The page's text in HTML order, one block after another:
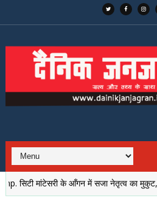
मांटेसरी के आँगन में सजा नेतृत्व का मुकुट, नई